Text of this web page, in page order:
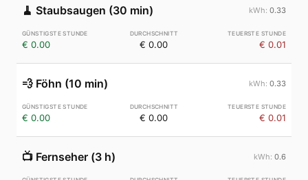
🧹 Staubsaugen (30 min) 0.33
€ 0.00 € 0.00 € 0.01
💨 Föhn (10 min) 0.33
€ 0.00 € 0.00 € 0.01
📺 Fernseher (3 h) 0.6